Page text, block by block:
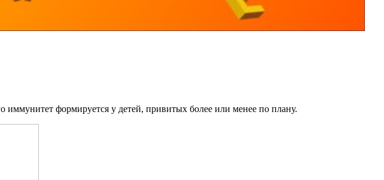
формируется у детей, привитых более или менее по плану.